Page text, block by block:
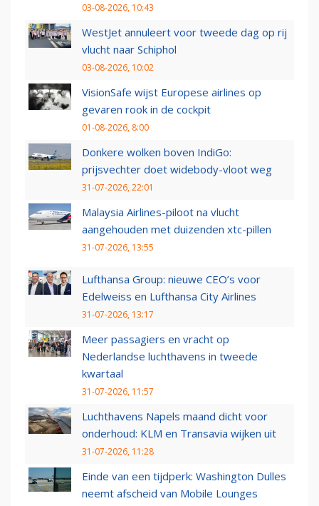
03-08-2026, 10:43
WestJet annuleert voor tweede dag op rij
vlucht naar Schiphol
03-08-2026, 10:02
VisionSafe wijst Europese airlines op
gevaren rook in de cockpit
01-08-2026, 8:00
Donkere wolken boven IndiGo:
prijsvechter doet widebody-vloot weg
31-07-2026, 22:01
Malaysia Airlines-piloot na vlucht
aangehouden met duizenden xtc-pillen
31-07-2026, 13:55
Lufthansa Group: nieuwe CEO’s voor
Edelweiss en Lufthansa City Airlines
31-07-2026, 13:17
Meer passagiers en vracht op
Nederlandse luchthavens in tweede
kwartaal
31-07-2026, 11:57
Luchthavens Napels maand dicht voor
onderhoud: KLM en Transavia wijken uit
31-07-2026, 11:28
Einde van een tijdperk: Washington Dulles
neemt afscheid van Mobile Lounges